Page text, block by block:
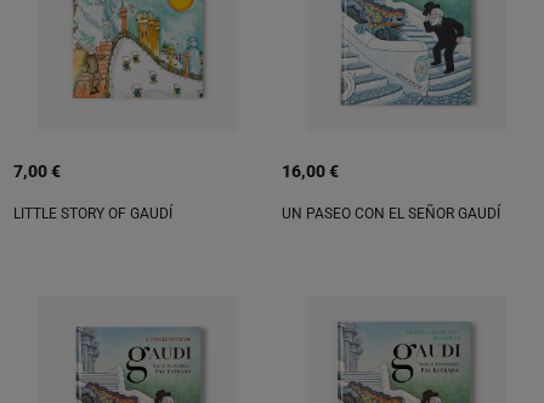
7,00 €
LITTLE STORY OF GAUDÍ
16,00 €
UN PASEO CON EL SEÑOR GAUDÍ